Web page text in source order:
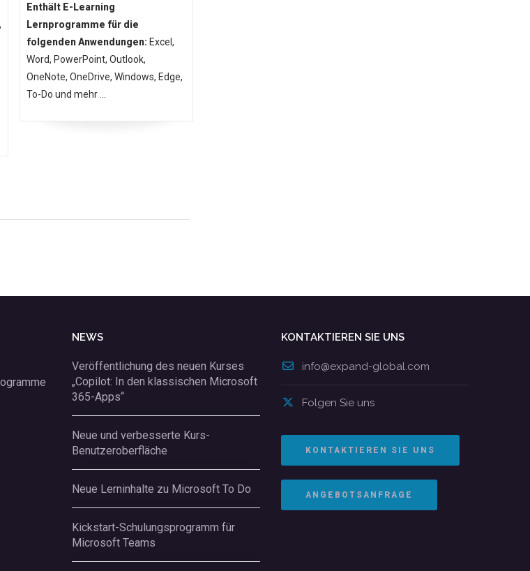
Enthält E-Learning
Lernprogramme für die
folgenden Anwendungen: Excel,
Word, PowerPoint, Outlook,
OneNote, OneDrive, Windows, Edge,
To-Do und mehr ...
NEWS
Veröffentlichung des neuen Kurses
„Copilot: In den klassischen Microsoft
365-Apps“
Neue und verbesserte Kurs-
Benutzeroberfläche
Neue Lerninhalte zu Microsoft To Do
Kickstart-Schulungsprogramm für
Microsoft Teams
KONTAKTIEREN SIE UNS
info@expand-global.com
Folgen Sie uns
KONTAKTIEREN SIE UNS
ANGEBOTSANFRAGE